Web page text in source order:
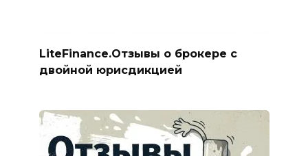
LiteFinance.Отзывы о брокере с
двойной юрисдикцией